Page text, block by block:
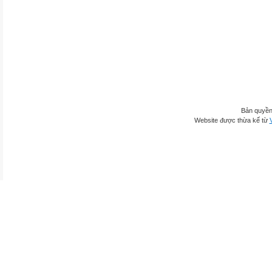
Bản
Website được thừa kế từ